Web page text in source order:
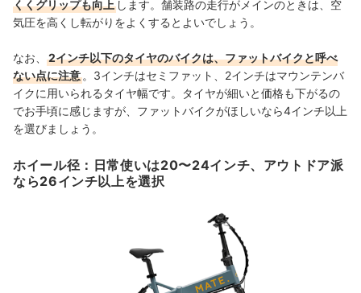
くくグリップも向上 します。舗装路の走行がメインのときは、空
気圧を高くし転がりをよくするとよいでしょう。
なお、
2インチ以下のタイヤのバイクは、ファットバイクと呼べ
ない点に注意 。3インチはセミファット、2インチはマウンテンバ
イクに用いられるタイヤ幅です。タイヤが細いと価格も下がるの
でお手頃に感じますが、ファットバイクがほしいなら4インチ以上
を選びましょう。
ホイール径：日常使いは20〜24インチ、アウトドア派
なら26インチ以上を選択